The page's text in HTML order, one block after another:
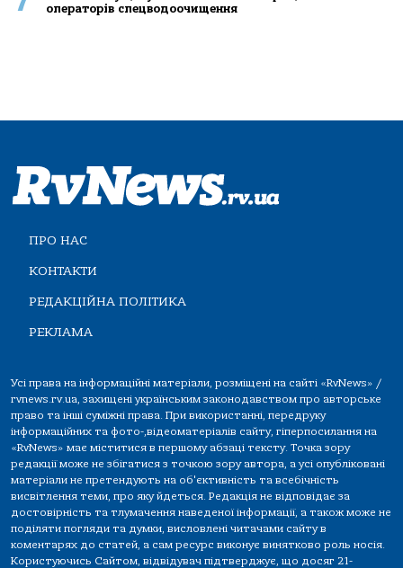
операторів спецводоочищення
ПРО НАС
КОНТАКТИ
РЕДАКЦІЙНА ПОЛІТИКА
РЕКЛАМА
Усі права на інформаційні матеріали, розміщені на сайті «RvNews» /
rvnews.rv.ua, захищені українським законодавством про авторське
право та інші суміжні права. При використанні, передруку
інформаційних та фото-,відеоматеріалів сайту, гіперпосилання на
«RvNews» має міститися в першому абзаці тексту. Точка зору
редакції може не збігатися з точкою зору автора, а усі опубліковані
матеріали не претендують на об'єктивність та всебічність
висвітлення теми, про яку йдеться. Редакція не відповідає за
достовірність та тлумачення наведеної інформації, а також може не
поділяти погляди та думки, висловлені читачами сайту в
коментарях до статей, а сам ресурс виконує винятково роль носія.
Користуючись Сайтом, відвідувач підтверджує, що досяг 21-